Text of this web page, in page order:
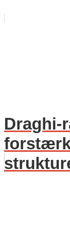
Draghi-